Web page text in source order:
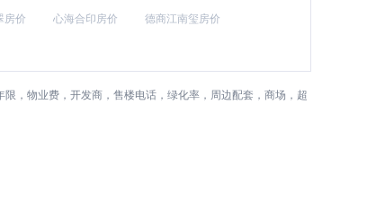
房价 心海合印房价 德商江南玺房价
，物业费，开发商，售楼电话，绿化率，周边配套，商场，超